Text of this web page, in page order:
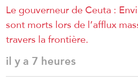
Le gouverneur de Ceuta :
sont morts lors de l’afflux
travers la frontière.
il y a 7 heures